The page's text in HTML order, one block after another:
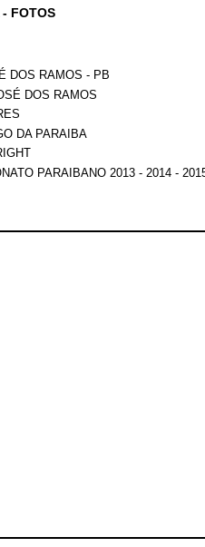
FOTOS
DOS RAMOS - PB
DOS RAMOS
DA PARAIBA
PARAIBANO 2013 - 2014 -